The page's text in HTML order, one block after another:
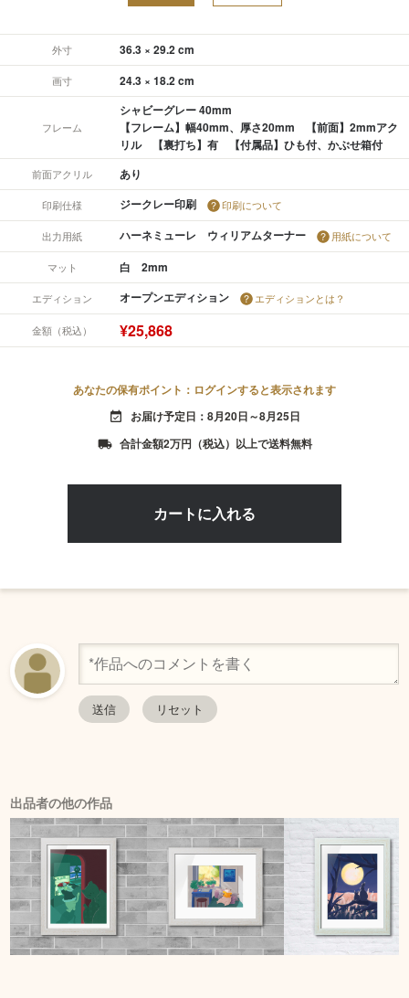
外寸 36.3 × 29.2 cm
画寸 24.3 × 18.2 cm
フレーム
シャビーグレー 40mm
【フレーム】幅40mm、厚さ20mm 【前面】2mmアク
リル 【裏打ち】有 【付属品】ひも付、かぶせ箱付
前面アクリル あり
印刷仕様 ジークレー印刷 印刷について
出力用紙 ハーネミューレ ウィリアムターナー 用紙について
マット 白 2mm
エディション オープンエディション エディションとは？
金額（税込） ¥25,868
あなたの保有ポイント：ログインすると表示されます
event_available お届け予定日：8月20日～8月25日
local_shipping 合計金額2万円（税込）以上で送料無料
出品者の他の作品